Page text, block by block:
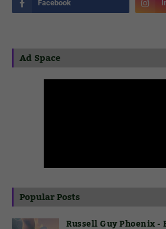
Ad Space
Popular Posts
Russell Guy Phoenix -